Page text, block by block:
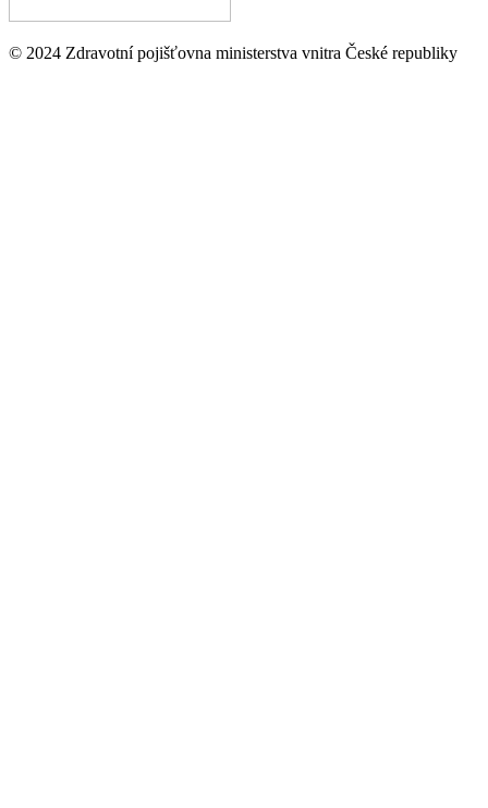
© 2024 Zdravotní pojišťovna ministerstva vnitra České republiky